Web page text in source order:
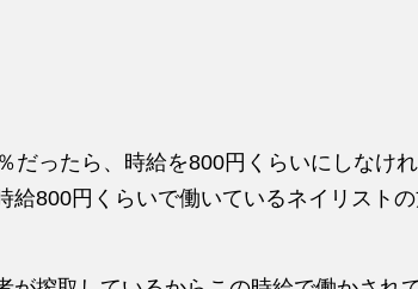
だったら、時給を800円くらいにしなけ
給800円くらいで働いているネイリスト